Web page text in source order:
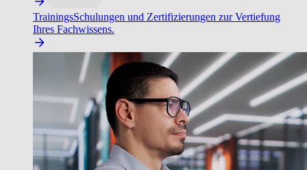
TrainingsSchulungen und Zertifizierungen zur Vertiefung
Ihres Fachwissens.